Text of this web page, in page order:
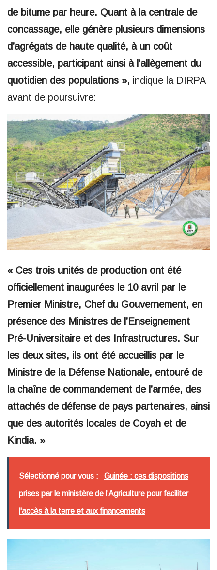
de bitume par heure. Quant à la centrale de
concassage, elle génère plusieurs dimensions
d’agrégats de haute qualité, à un coût
accessible, participant ainsi à l’allègement du
quotidien des populations », indique la DIRPA
avant de poursuivre:
« Ces trois unités de production ont été
officiellement inaugurées le 10 avril par le
Premier Ministre, Chef du Gouvernement, en
présence des Ministres de l’Enseignement
Pré-Universitaire et des Infrastructures. Sur
les deux sites, ils ont été accueillis par le
Ministre de la Défense Nationale, entouré de
la chaîne de commandement de l’armée, des
attachés de défense de pays partenaires, ainsi
que des autorités locales de Coyah et de
Kindia. »
Sélectionné pour vous : Guinée : ces dispositions
prises par le ministère de l'Agriculture pour faciliter
l'accès à la terre et aux financements